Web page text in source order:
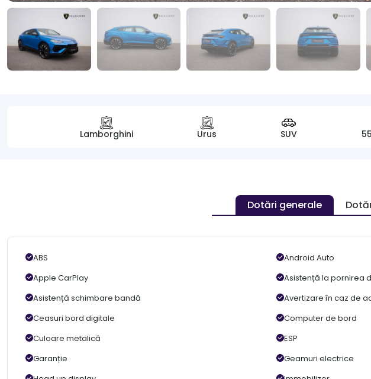
Lamborghini Urus SUV
Dotări generale
ABS Android Auto
Apple CarPlay
Asistență la pornirea
Asistență schimbare bandă
Avertizare în caz de
Ceasuri bord digitale
Computer de bord
Culoare metalică
ESP
Garanție
Geamuri electrice